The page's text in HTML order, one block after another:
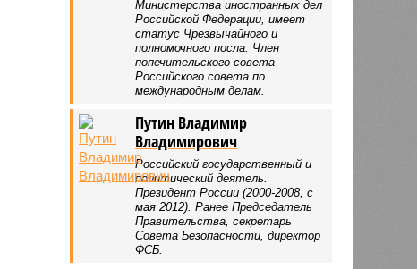
Министерства иностранных дел
Российской Федерации, имеет
статус Чрезвычайного и
полномочного посла. Член
попечительского совета
Российского совета по
международным делам.
Путин Владимир
Владимирович
Российский государственный и
политический деятель.
Президент России (2000-2008, с
мая 2012). Ранее Председатель
Правительства, секретарь
Совета Безопасности, директор
ФСБ.